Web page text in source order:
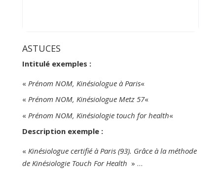
la Kinésiologie (et le
ASTUCES
Intitulé exemples :
« Prénom NOM, Kinésiologue à Paris«
« Prénom NOM, Kinésiologue Metz 57«
« Prénom NOM, Kinésiologie touch for health«
Description exemple :
« Kinésiologue certifié à Paris (93). Grâce à la méthode
de Kinésiologie Touch For Health » …